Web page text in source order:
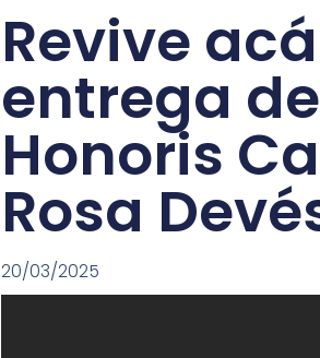
Revive
entrega
Honoris
Rosa
20/03/2025